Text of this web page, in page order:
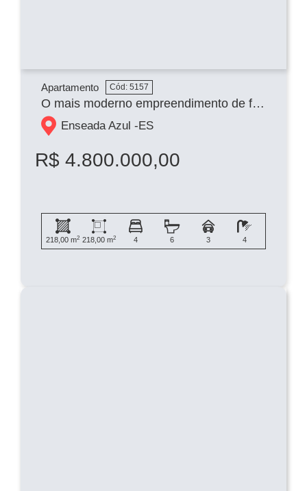
Apartamento Cód: 5157
O mais moderno empreendimento de frente para Praia da BACUTIA, COM 4 SUITES , 3 VAGAS E LAZER COMPLETO
Enseada Azul -ES
R$ 4.800.000,00
218,00 m2 218,00 m2 4 6 3 4